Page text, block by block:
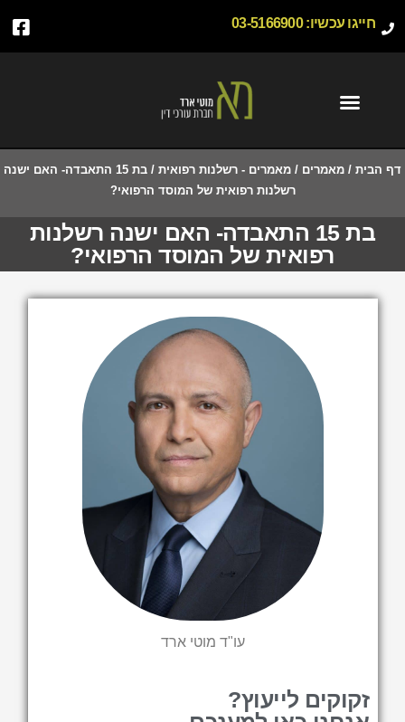
חייגו עכשיו:03-5166900
דף הבית / מאמרים / מאמרים - רשלנות רפואית /
בת 15 התאבדה- האם ישנה
רשלנות רפואית של המוסד הרפואי?
בת 15 התאבדה- האם ישנה רשלנות
רפואית של המוסד הרפואי?
עו"ד מוטי ארד
זקוקים לייעוץ?